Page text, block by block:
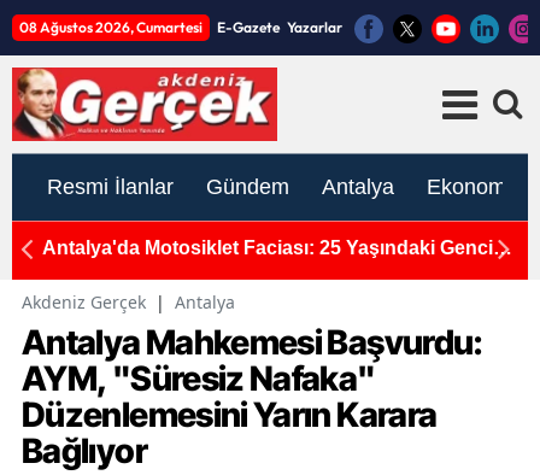
08 Ağustos 2026, Cumartesi E-Gazete Yazarlar
Resmi İlanlar Gündem Antalya Ekonomi
Antalya'da Motosiklet Faciası: 25 Yaşındaki Gencin
Akdeniz Gerçek | Antalya
Antalya Mahkemesi Başvurdu:
AYM, "Süresiz Nafaka"
Düzenlemesini Yarın Karara
Bağlıyor